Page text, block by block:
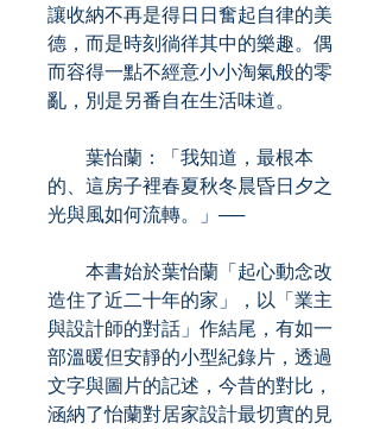
讓收納不再是得日日奮起自律的美
德，而是時刻徜徉其中的樂趣。偶
而容得一點不經意小小淘氣般的零
亂，別是另番自在生活味道。
葉怡蘭：「我知道，最根本
的、這房子裡春夏秋冬晨昏日夕之
光與風如何流轉。」──
本書始於葉怡蘭「起心動念改
造住了近二十年的家」，以「業主
與設計師的對話」作結尾，有如一
部溫暖但安靜的小型紀錄片，透過
文字與圖片的記述，今昔的對比，
涵納了怡蘭對居家設計最切實的見